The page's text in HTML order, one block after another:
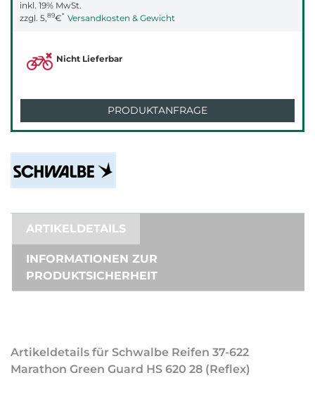
inkl. 19% MwSt.
zzgl. 5,89€* Versandkosten & Gewicht
Nicht Lieferbar
PRODUKTANFRAGE
ARTIKELDETAILS
INFORMATIONEN ZUR
PRODUKTSICHERHEIT
Artikeldetails für Schwalbe Reifen 37-622
Marathon Green Guard HS 620 28 (Reflex)